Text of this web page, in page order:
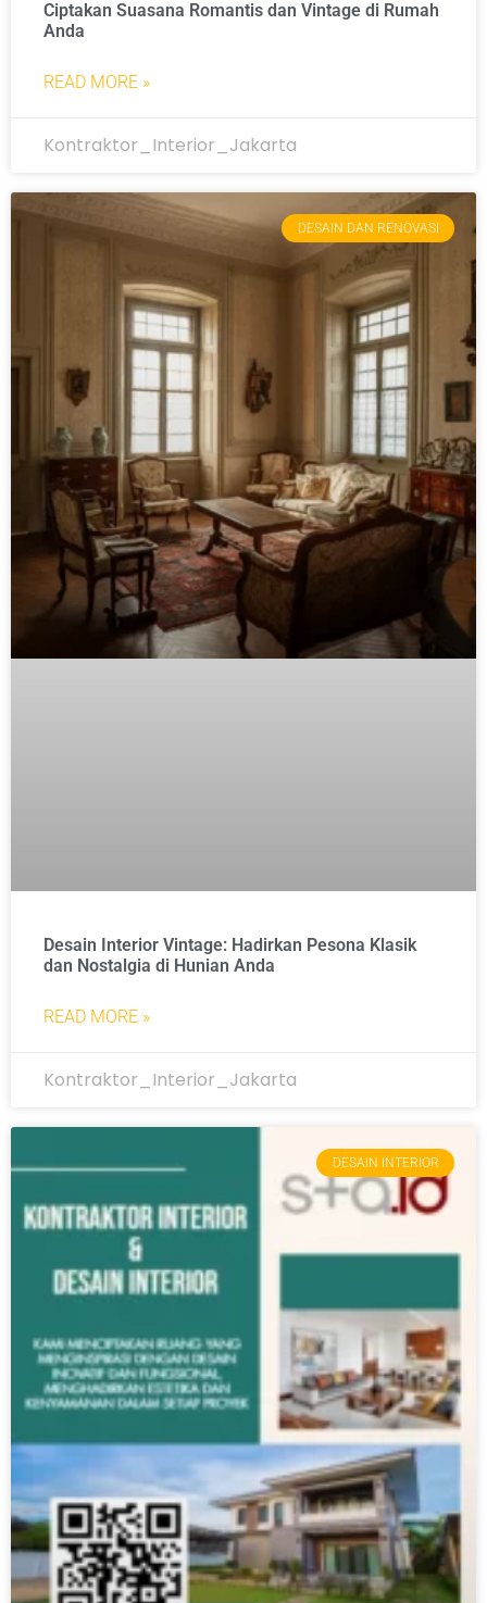
Ciptakan Suasana Romantis dan Vintage di Rumah
Anda
READ MORE »
Kontraktor_Interior_Jakarta
DESAIN DAN RENOVASI
Desain Interior Vintage: Hadirkan Pesona Klasik
dan Nostalgia di Hunian Anda
READ MORE »
Kontraktor_Interior_Jakarta
DESAIN INTERIOR